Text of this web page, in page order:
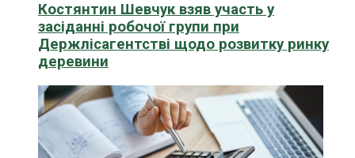
Костянтин Шевчук взяв участь у
засіданні робочої групи при
Держлісагентстві щодо розвитку ринку
деревини